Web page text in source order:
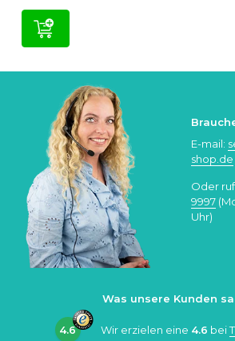
E-mail:
shop.de
Oder
9997
Uhr)
Was unsere Kunden
4.6 Wir erzielen eine 4.6 bei